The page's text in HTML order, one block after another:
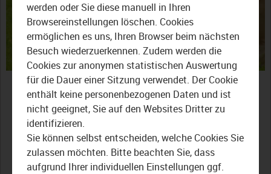
Video
Bayreuth: Die
Gelbviehherde der
Landwirtschaftlichen
Lehranstalten
werden oder Sie diese manuell in Ihren
Browsereinstellungen löschen. Cookies
ermöglichen es uns, Ihren Browser beim nächsten
Besuch wiederzuerkennen. Zudem werden die
Cookies zur anonymen statistischen Auswertung
für die Dauer einer Sitzung verwendet. Der Cookie
enthält keine personenbezogenen Daten und ist
nicht geeignet, Sie auf den Websites Dritter zu
identifizieren.
Sie können selbst entscheiden, welche Cookies Sie
zulassen möchten. Bitte beachten Sie, dass
aufgrund Ihrer individuellen Einstellungen ggf.